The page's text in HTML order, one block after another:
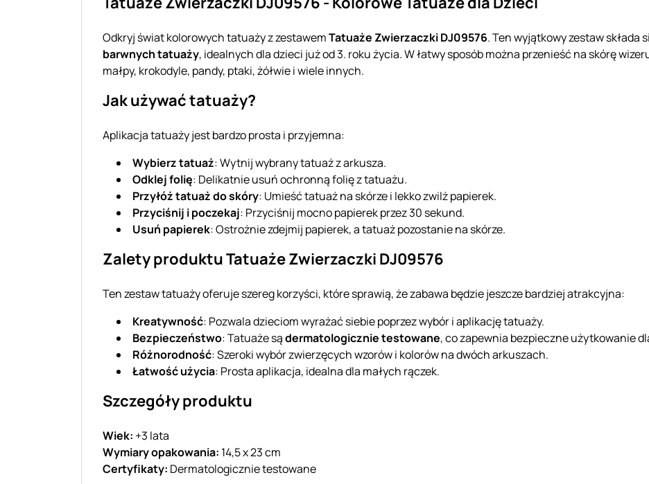
Odkryj świat kolorowych tatuaży z zestawemTatuaże Zwierzaczki DJ09576. Ten wyjątkowy zestaw składa
barwnych tatuaży, idealnych dla dzieci już od 3. roku życia. W łatwy sposób można przenieść na skórę
małpy, krokodyle, pandy, ptaki, żółwie i wiele innych.
Jak używać tatuaży?
Aplikacja tatuaży jest bardzo prosta i przyjemna:
Wybierz tatuaż: Wytnij wybrany tatuaż z arkusza.
Odklej folię: Delikatnie usuń ochronną folię z tatuażu.
Przyłóż tatuaż do skóry: Umieść tatuaż na skórze i lekko zwilż papierek.
Przyciśnij i poczekaj: Przyciśnij mocno papierek przez 30 sekund.
Usuń papierek: Ostrożnie zdejmij papierek, a tatuaż pozostanie na skórze.
Zalety produktu Tatuaże Zwierzaczki DJ09576
Ten zestaw tatuaży oferuje szereg korzyści, które sprawią, że zabawa będzie jeszcze bardziej atrakcyjna:
Kreatywność: Pozwala dzieciom wyrażać siebie poprzez wybór i aplikację tatuaży.
Bezpieczeństwo: Tatuaże sądermatologicznie testowane, co zapewnia bezpieczne użytkowanie
Różnorodność: Szeroki wybór zwierzęcych wzorów i kolorów na dwóch arkuszach.
Łatwość użycia: Prosta aplikacja, idealna dla małych rączek.
Szczegóły produktu
Wiek: +3 lata
Wymiary opakowania: 14,5 x 23 cm
Certyfikaty: Dermatologicznie testowane